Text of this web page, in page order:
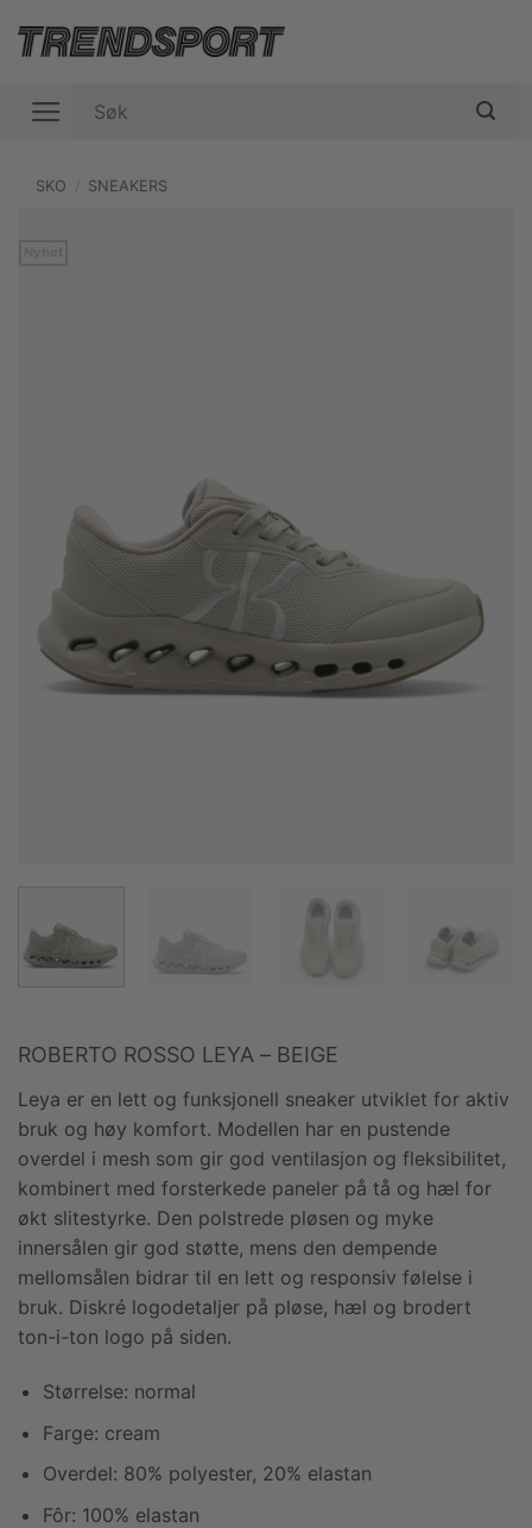
etter:
SKO / SNEAKERS
ROBERTO ROSSO LEYA – BEIGE
Leya er en lett og funksjonell sneaker utviklet for aktiv
bruk og høy komfort. Modellen har en pustende
overdel i mesh som gir god ventilasjon og fleksibilitet,
kombinert med forsterkede paneler på tå og hæl for
økt slitestyrke. Den polstrede pløsen og myke
innersålen gir god støtte, mens den dempende
mellomsålen bidrar til en lett og responsiv følelse i
bruk. Diskré logodetaljer på pløse, hæl og brodert
ton-i-ton logo på siden.
Størrelse: normal
Farge: cream
Overdel: 80% polyester, 20% elastan
Fôr: 100% elastan